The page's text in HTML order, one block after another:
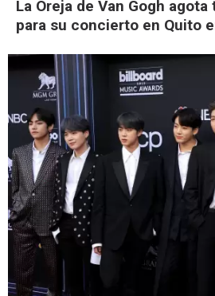
La Oreja de Van Gogh
para su concierto en Quito